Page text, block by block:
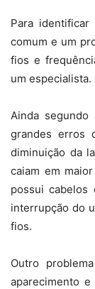
Para
comum e um
fios e
um especialista.
Ainda
grandes erros
diminuição da
caiam em
possui cabelos
interrupção do
fios.
Outro
aparecimento